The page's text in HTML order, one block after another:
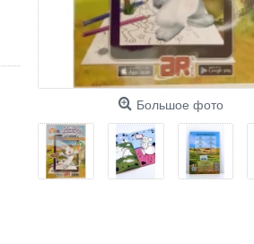
Большое фото